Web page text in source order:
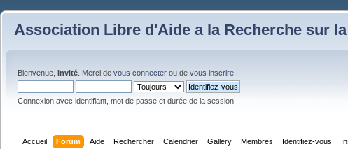
Association Libre d'Aide a la Recherche sur
Bienvenue, Invité . Merci de vous connecter ou de vous inscrire
Connexion avec identifiant, mot de passe et durée de la session
Accueil Forum Aide Rechercher Calendrier Gallery Membres Identifiez-vous